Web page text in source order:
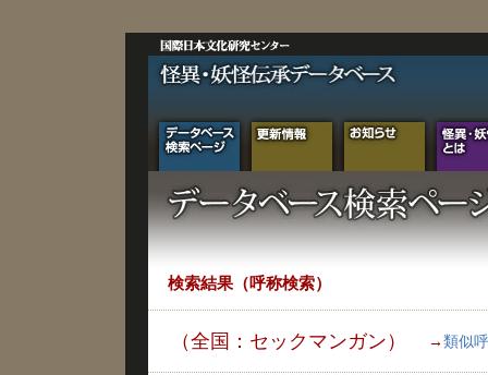
検索結果（呼称検索）
（全国：セックマンガン） → 類似